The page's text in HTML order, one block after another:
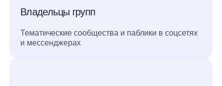
Владельцы групп
Тематические сообщества и паблики в соцсетях
и мессенджерах